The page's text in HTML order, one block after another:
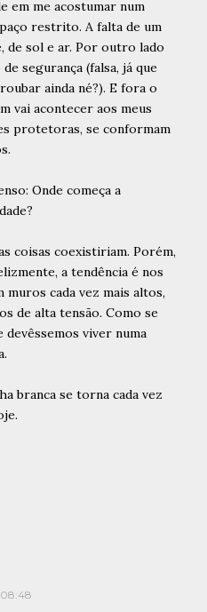
em me acostumar num
restrito. A falta de um
de sol e ar. Por outro lado
segurança (falsa, já que
ainda né?). E fora o
vai acontecer aos meus
protetoras, se conformam
Onde começa a
coisas coexistiriam. Porém,
a tendência é nos
muros cada vez mais altos,
de alta tensão. Como se
viver numa
branca se torna cada vez